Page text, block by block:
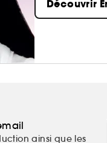
Découvrir
ainsi que les